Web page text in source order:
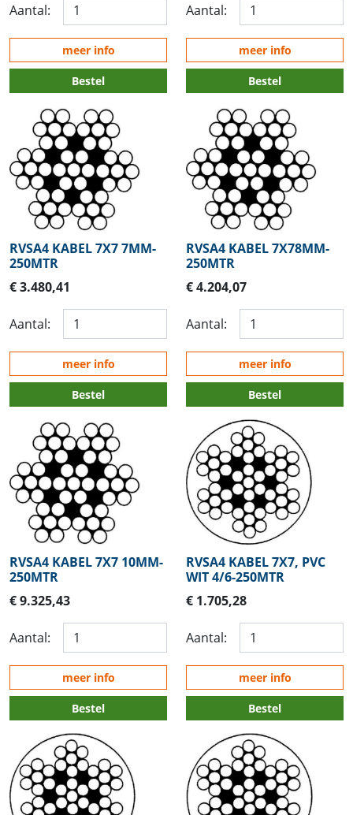
Aantal:
meer info
Bestel
Aantal:
meer info
Bestel
RVSA4 KABEL 7X7 7MM-
250MTR
€ 3.480,41
Aantal:
meer info
Bestel
RVSA4 KABEL 7X78MM-
250MTR
€ 4.204,07
Aantal:
meer info
Bestel
RVSA4 KABEL 7X7 10MM-
250MTR
€ 9.325,43
Aantal:
meer info
Bestel
RVSA4 KABEL 7X7, PVC
WIT 4/6-250MTR
€ 1.705,28
Aantal:
meer info
Bestel